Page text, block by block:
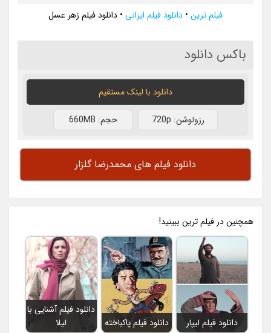
فیلم ترین • دانلود فیلم ایرانی • دانلود فیلم زهر عسل
باکس دانلود
دانلود با لينک مستقيم
رزولوشن: 720p حجم: 660MB
دانلود فیلم های محمدرضا گلزار
همچنين در فيلم ترين ببينيد!
دانلود فیلم لیپار دانلود فیلم پاکباخته
دانلود فیلم آشنایی با
لیلا